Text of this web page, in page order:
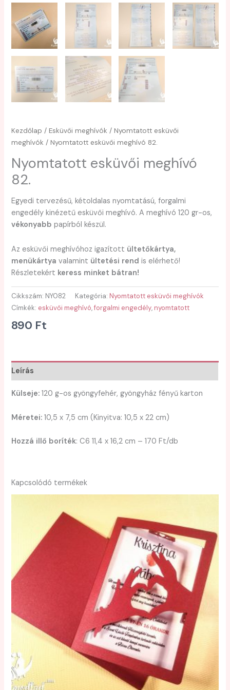
Kezdőlap /Esküvői meghívók /Nyomtatott esküvői
meghívók / Nyomtatott esküvői meghívó 82.
Nyomtatott esküvői meghívó
82.
Egyedi tervezésű, kétoldalas nyomtatású, forgalmi
engedély kinézetű esküvői meghívó. A meghívó 120 gr-os,
vékonyabb papírból készül.
Az esküvői meghívóhoz igazított ültetőkártya,
menükártya valamint ültetési rend is elérhető!
Részletekért keress minket bátran!
Cikkszám: NY082 Kategória:Nyomtatott esküvői meghívók
Címkék: esküvői meghívó,forgalmi engedély,nyomtatott
890 Ft
Leírás
Külseje: 120 g-os gyöngyfehér, gyöngyház fényű karton
Méretei: 10,5 x 7,5 cm (Kinyitva: 10,5 x 22 cm)
Hozzá illő boríték: C6 11,4 x 16,2 cm – 170 Ft/db
Kapcsolódó termékek